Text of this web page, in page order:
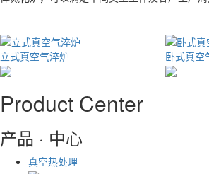
立式真空气淬炉 卧式真空
Product Center
产品 · 中心
真空热处理